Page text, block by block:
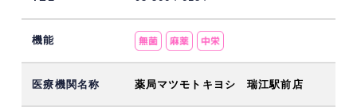
薬局マツモトキヨシ 瑞江駅前店